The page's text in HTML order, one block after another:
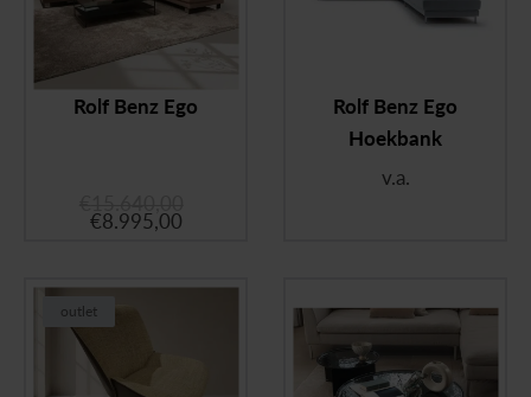
Rolf Benz Ego
€8.995,00
Rolf Benz Ego
Hoekbank
v.a.
outlet